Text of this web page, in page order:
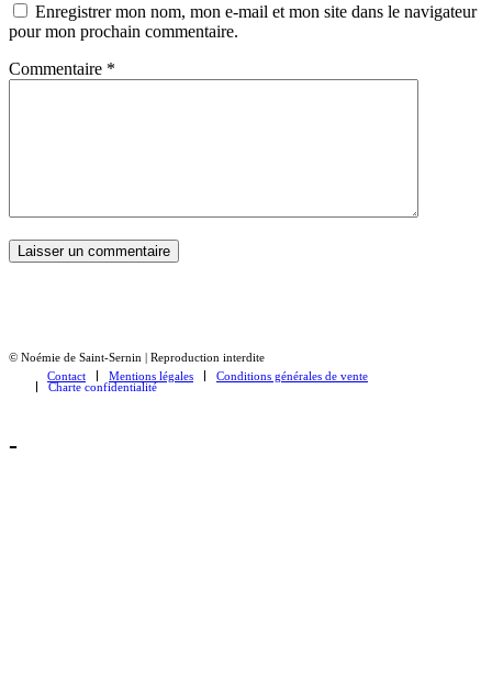
Enregistrer mon nom, mon e-mail et mon site dans le navigateur
pour mon prochain commentaire.
Commentaire *
© Noémie de Saint-Sernin | Reproduction interdite
Contact
Mentions légales
Conditions générales de vente
Charte confidentialité
-